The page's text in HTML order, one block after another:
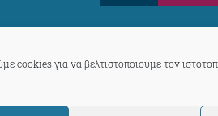
cookies για να βελτιστοποιούμε τον